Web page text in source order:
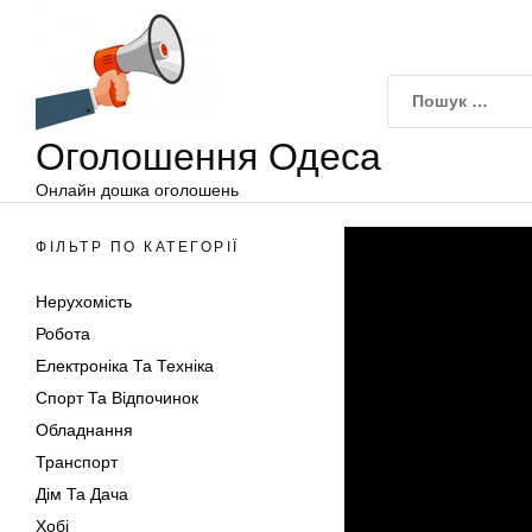
Оголошення Одеса
Онлайн дошка оголошень
ФІЛЬТР ПО КАТЕГОРІЇ
Нерухомість
Робота
Електроніка Та Техніка
Спорт Та Відпочинок
Обладнання
Транспорт
Дім Та Дача
Хобі